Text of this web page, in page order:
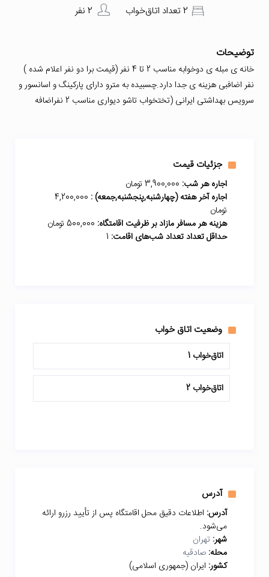
2 نفر
2 تعداد اتاق‌خواب
توضیحات
خانه ی مبله ی دوخوابه مناسب 2 تا 4 نفر (قیمت برا دو نفر اعلام شده )
نفر اضافبی هزینه ی جدا دارد.چسبیده به مترو دارای پارکینگ و اسانسور و
سرویس بهداشتی ایرانی (تختخواب تاشو دیواری مناسب 2 نفراضافه
جزئیات قیمت
اجاره هر شب:
اجاره آخر هفته (چهارشنبه,پنجشنبه,جمعه) : 4,200,000
تومان
هزینه هر مسافر مازاد بر ظرفیت اقامتگاه:
حداقل تعداد تعداد شب‌های اقامت:
وضعیت اتاق خواب
اتاق‌خواب 1
اتاق‌خواب 2
آدرس
آدرس: اطلاعات دقیق محل اقامتگاه پس از تأیید رزرو ارائه
می‌شود.
شهر: تهران
محله: صادقیه
کشور: ایران (جمهوری اسلامی)